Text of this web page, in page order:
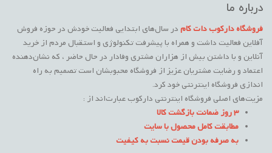
درباره ما
فروشگاه دارکوب دات کامدر سال‌های ابتدایی فعالیت خودش در حوزه فروش
آفلاین فعالیت داشت و همراه با پیشرفت تکنولوژی و استقبال مردم از خرید
آنلاین و با داشتن بیش از هزاران مشتری وفادار در حال حاضر ، که نشان‌دهنده
اعتماد و رضایت مشتریان عزیز از فروشگاه محبوبشان است تصمیم به راه
اندازی فروشگاه اینترنتی خود کرد.
مزیت‌های اصلی فروشگاه اینترنتی دارکوب عبارت‌اند از :
3 روز ضمانت بازگشت کالا
مطابقت کامل محصول با سایت
به صرفه بودن قیمت نسبت به کیفیت